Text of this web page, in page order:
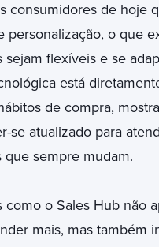
consumidores de hoje
personalização, o que
sejam flexíveis e se
está
de compra,
se atualizado para
que sempre mudam.
como o Sales Hub não
mais, mas também